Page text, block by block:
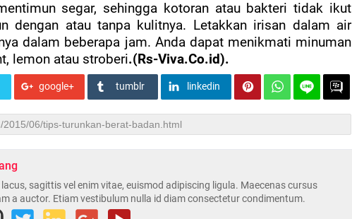
segar, sehingga kotoran atau bakteri tidak ikut
dengan atau tanpa kulitnya. Letakkan irisan dalam air
dalam beberapa jam. Anda dapat menikmati minuman
lemon atau stroberi.(Rs-Viva.Co.id).
google+ tumblr linkedin
sagittis vel enim vitae, euismod adipiscing ligula. Maecenas cursus
a auctor. Etiam vestibulum nulla id diam consectetur condimentum.